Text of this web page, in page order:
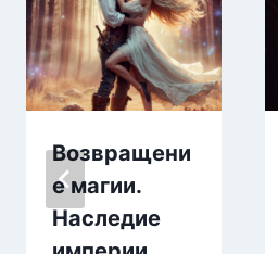
Возвращени
е магии.
Наследие